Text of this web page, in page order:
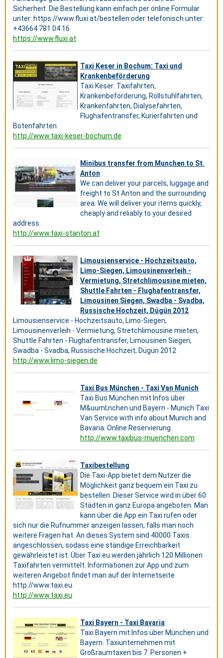
Sicherheit. Die Bestellung kann einfach per online Formular
unter: https://www.fluxi.at/bestellen oder telefonisch unter:
+43664 781 04 16
https://www.fluxi.at
Taxi Keser in Bochum: Taxi und
Krankenbeförderung
Taxi Keser: Taxifahrten,
Krankenbeförderung, Rollstuhlfahrten,
Krankenfahrten, Dialysefahrten,
Flughafentransfer, Kurierfahrten und
Botenfahrten
http://www.taxi-keser-bochum.de
Minibus transfer from Munchen to St.
Anton
We can deliver your parcels, luggage and
freight to St Anton and the surrounding
area. We will deliver your items quickly,
cheaply and reliably to your desired
address.
http://www.taxi-stanton.at
Limousienservice - Hochzeitsauto,
Limo-Siegen, Limousinenverleih -
Vermietung, Stretchlimousine mieten,
Shuttle Fahrten - Flughafentransfer,
Limousinen Siegen, Swadba - Svadba,
Russische Hochzeit, Dügün 2012
Limousienservice - Hochzeitsauto, Limo-Siegen,
Limousinenverleih - Vermietung, Stretchlimousine mieten,
Shuttle Fahrten - Flughafentransfer, Limousinen Siegen,
Swadba - Svadba, Russische Hochzeit, Dügün 2012
http://www.limo-siegen.de
Taxi Bus München - Taxi Van Munich
Taxi Bus München mit Infos über
M&uuml;nchen und Bayern - Munich Taxi
Van Service with info about Munich and
Bavaria. Online Reservierung.
http://www.taxibus-muenchen.com
Taxibestellung
Die Taxi-App bietet dem Nutzer die
Möglichkeit ganz bequem ein Taxi zu
bestellen. Dieser Service wird in über 60
Städten in ganz Europa angeboten. Man
kann über die App ein Taxi rufen oder
sich nur die Rufnummer anzeigen lassen, falls man noch
weitere Fragen hat. An dieses System sind 40000 Taxis
angeschlossen, sodass eine ständige Erreichbarkeit
gewährleistet ist. Über Taxi.eu werden jährlich 120 Millionen
Taxifahrten vermittelt. Informationen zur App und zum
weiteren Angebot findet man auf der Internetseite
http://www.taxi.eu.
http://www.taxi.eu
Taxi Bayern - Taxi Bavaria
Taxi Bayern mit Infos über München und
Bayern. Taxiunternehmen mit
Großraumtaxen bis 7. Personen +